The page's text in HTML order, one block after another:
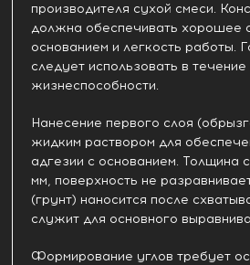
производителя сухой смеси.
должна обеспечивать хорошее
основанием и легкость работы.
следует использовать в
жизнеспособности.
Нанесение первого слоя
жидким раствором для
адгезии с основанием. Толщина
мм, поверхность не
(грунт) наносится после
служит для основного
Формирование углов требует